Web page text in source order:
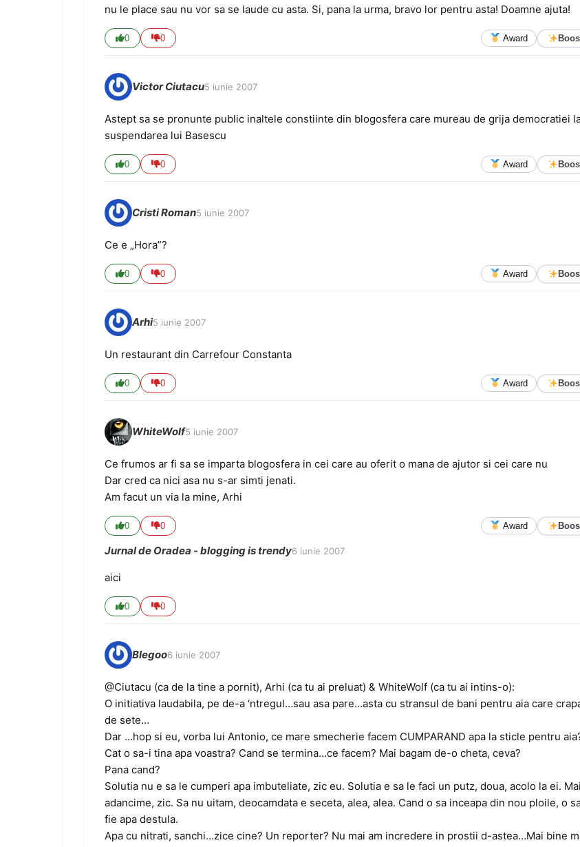
nu le place sau nu vor sa se laude cu asta. Si, pana la urma, bravo lor pentru asta! Doamne ajuta!
0 0 Award
Victor Ciutacu5 iunie 2007
Astept sa se pronunte public inaltele constiinte din blogosfera care mureau de grija democratiei
suspendarea lui Basescu
0 0 Award
Cristi Roman5 iunie 2007
Ce e „Hora”?
0 0 Award
Arhi5 iunie 2007
Un restaurant din Carrefour Constanta
0 0 Award
WhiteWolf5 iunie 2007
Ce frumos ar fi sa se imparta blogosfera in cei care au oferit o mana de ajutor si cei care nu
Dar cred ca nici asa nu s-ar simti jenati.
Am facut un via la mine, Arhi
0 0 Award
Jurnal de Oradea - blogging is trendy6 iunie 2007
aici
0 0
Blegoo6 iunie 2007
@Ciutacu (ca de la tine a pornit), Arhi (ca tu ai preluat) & WhiteWolf (ca tu ai intins-o):
O initiativa laudabila, pe de-a ‘ntregul…sau asa pare…asta cu stransul de bani pentru aia care
de sete…
Dar …hop si eu, vorba lui Antonio, ce mare smecherie facem CUMPARAND apa la sticle pentru
Cat o sa-i tina apa voastra? Cand se termina…ce facem? Mai bagam de-o cheta, ceva?
Pana cand?
Solutia nu e sa le cumperi apa imbuteliate, zic eu. Solutia e sa le faci un putz, doua, acolo la ei.
adancime, zic. Sa nu uitam, deocamdata e seceta, alea, alea. Cand o sa inceapa din nou ploile, o
fie apa destula.
Apa cu nitrati, sanchi…zice cine? Un reporter? Nu mai am incredere in prostii d-astea…Mai bine